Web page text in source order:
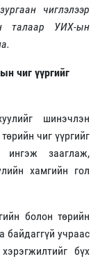
чиглэлээр
талаар УИХ-ын
чиг үүргийг
шинэчлэн
чиг үүргийг
зааглаж,
хамгийн гол
болон төрийн
байдаггүй учраас
бүх